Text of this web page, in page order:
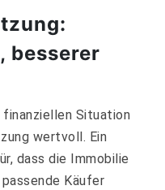
besserer
finanziellen Situation
wertvoll. Ein
dass die Immobilie
Käufer